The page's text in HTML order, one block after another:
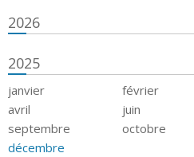
2026
2025
janvier février
avril
juin
septembre
octobre
décembre